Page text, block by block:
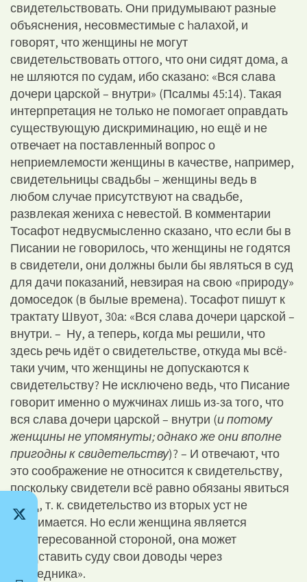
свидетельствовать. Они придумывают разные
объяснения, несовместимые с hалахой, и
говорят, что женщины не могут
свидетельствовать оттого, что они сидят дома, а
не шляются по судам, ибо сказано: «Вся слава
дочери царской – внутри» (Псалмы 45:14). Такая
интерпретация не только не помогает оправдать
существующую дискриминацию, но ещё и не
отвечает на поставленный вопрос о
неприемлемости женщины в качестве, например,
свидетельницы свадьбы – женщины ведь в
любом случае присутствуют на свадьбе,
развлекая жениха с невестой. В комментарии
Тосафот недвусмысленно сказано, что если бы в
Писании не говорилось, что женщины не годятся
в свидетели, они должны были бы являться в суд
для дачи показаний, невзирая на свою «природу»
домоседок (в былые времена). Тосафот пишут к
трактату Швуот, 30а: «Вся слава дочери царской –
внутри. – Ну, а теперь, когда мы решили, что
здесь речь идёт о свидетельстве, откуда мы всё-
таки учим, что женщины не допускаются к
свидетельству? Не исключено ведь, что Писание
говорит именно о мужчинах лишь из-за того, что
вся слава дочери царской – внутри (и потому
женщины не упомянуты; однако же они вполне
пригодны к свидетельству)? – И отвечают, что
это соображение не относится к свидетельству,
поскольку свидетели всё равно обязаны явиться
в суд, т. к. свидетельство из вторых уст не
принимается. Но если женщина является
заинтересованной стороной, она может
представить суду свои доводы через
посредника».